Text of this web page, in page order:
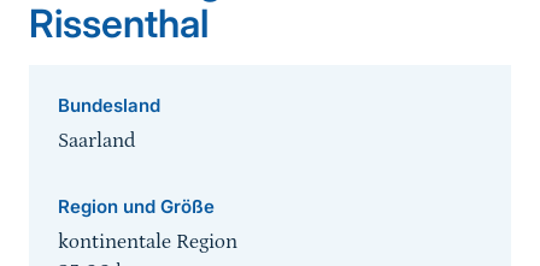
Rissenthal
Bundesland
Saarland
Region und Größe
kontinentale Region